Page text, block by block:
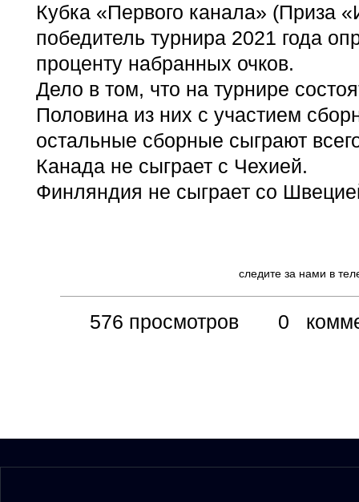
Кубка «Первого канала» (Приза
победитель турнира 2021 года
проценту набранных очков.
Дело в том, что на турнире
Половина из них с участием
остальные сборные сыграют
Канада не сыграет с Чехией.
Финляндия не сыграет со
следите за нами в
576 просмотров 0